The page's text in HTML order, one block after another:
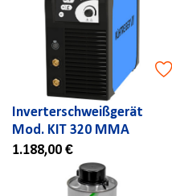
Inverterschweißgerät
Mod. KIT 320 MMA
1.188,00 €